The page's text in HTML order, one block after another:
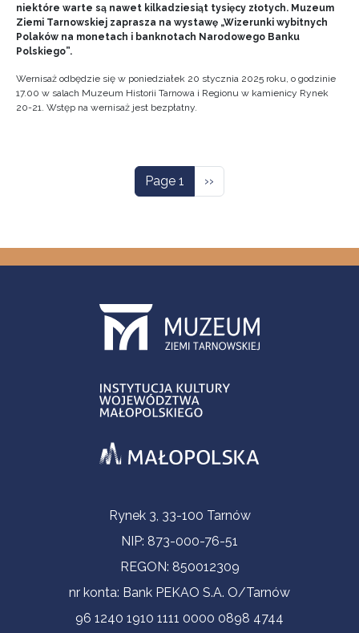
niektóre warte są nawet kilkadziesiąt tysięcy złotych. Muzeum
Ziemi Tarnowskiej zaprasza na wystawę „Wizerunki wybitnych
Polaków na monetach i banknotach Narodowego Banku
Polskiego”.
Wernisaż odbędzie się w poniedziałek 20 stycznia 2025 roku, o godzinie
17.00 w salach Muzeum Historii Tarnowa i Regionu w kamienicy Rynek
20-21. Wstęp na wernisaż jest bezpłatny.
Page 1 Next page
››
Contact InformationRynek 3, 33-100 Tarnów
NIP: 873-000-76-51
REGON: 850012309
nr konta: Bank PEKAO S.A. O/Tarnów
96 1240 1910 1111 0000 0898 4744